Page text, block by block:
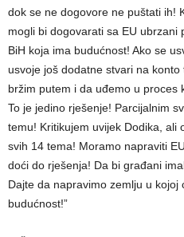
dok se ne dogovore ne puštati ih!
mogli bi dogovarati sa EU ubrzani
BiH koja ima budućnost! Ako se
usvoje još dodatne stvari na
bržim putem i da uđemo u proces
To je jedino rješenje! Parcijalnim
temu! Kritikujem uvijek Dodika, ali
svih 14 tema! Moramo napraviti
doći do rješenja! Da bi građani
Dajte da napravimo zemlju u kojoj
budućnost!”